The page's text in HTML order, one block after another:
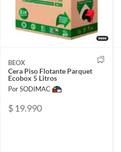
BEOX
Cera Piso Flotante Parquet
Ecobox 5 Litros
Por SODIMAC
$ 19.990